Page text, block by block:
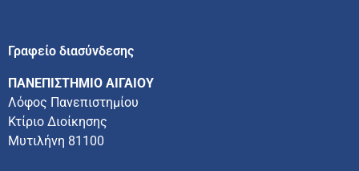
Γραφείο διασύνδεσης
ΠΑΝΕΠΙΣΤΗΜΙΟ ΑΙΓΑΙΟΥ
Λόφος Πανεπιστημίου
Κτίριο Διοίκησης
Μυτιλήνη 81100